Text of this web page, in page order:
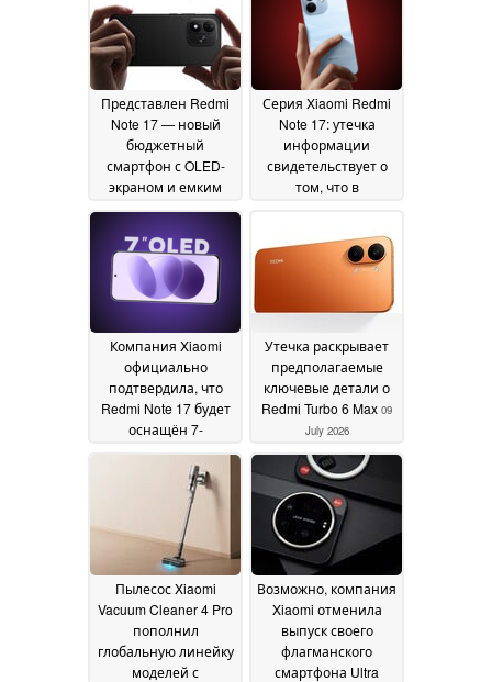
Представлен Redmi
Note 17 — новый
бюджетный
смартфон с OLED-
экраном и емким
14 July
Серия Xiaomi Redmi
Note 17: утечка
информации
свидетельствует о
том, что в
другие чипсеты
Snapdragon, чем
ранее13 July 2026
Компания Xiaomi
официально
подтвердила, что
Redmi Note 17 будет
оснащён 7-
дисплеем и
аккумулятором
большой ёмкости
July 2026
Утечка раскрывает
предполагаемые
ключевые детали о
Redmi Turbo 6 Max 09
July 2026
Пылесос Xiaomi
Vacuum Cleaner 4 Pro
пополнил
глобальную линейку
моделей с
Возможно, компания
Xiaomi отменила
выпуск своего
флагманского
смартфона Ultra